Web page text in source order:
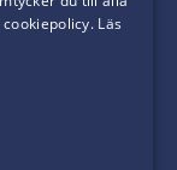
Läs